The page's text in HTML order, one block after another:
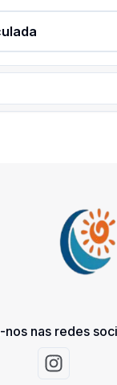
nos nas redes
Acessar